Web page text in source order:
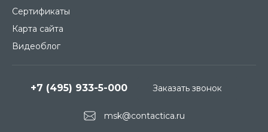
Сертификаты
Карта сайта
Видеоблог
msk@contactica.ru
+7 (495) 933-5-000 Заказать звонок